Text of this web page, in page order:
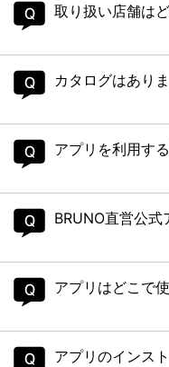
取り扱い店舗は
カタログはあり
アプリを利用す
BRUNO直営公式
アプリはどこで
アプリのインス